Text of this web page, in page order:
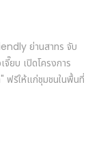
ย่านสาทร จับ
ยบ เปิดโครงการ
ฟรีให้แก่ชุมชนในพื้นที่